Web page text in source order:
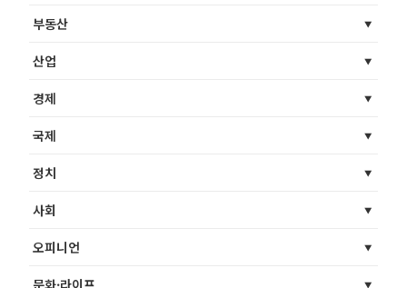
부동산
산업
경제
국제
정치
사회
오피니언
문화·라이프